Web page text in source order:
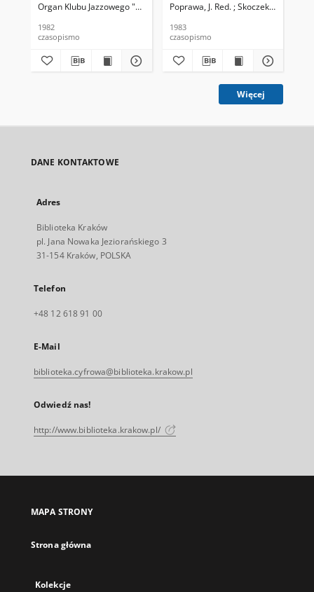
Organ Klubu Jazzowego "Rotunda" Skoczek, T. Red.
1982
czasopismo
Poprawa, J. Red. ; Skoczek T. Red.
1983
czasopismo
Więcej
DANE KONTAKTOWE
Adres
Biblioteka Kraków
pl. Jana Nowaka Jeziorańskiego 3
31-154 Kraków, POLSKA
Telefon
+48 12 618 91 00
E-Mail
biblioteka.cyfrowa@biblioteka.krakow.pl
Odwiedź nas!
http://www.biblioteka.krakow.pl/
MAPA STRONY
Strona główna
Kolekcje